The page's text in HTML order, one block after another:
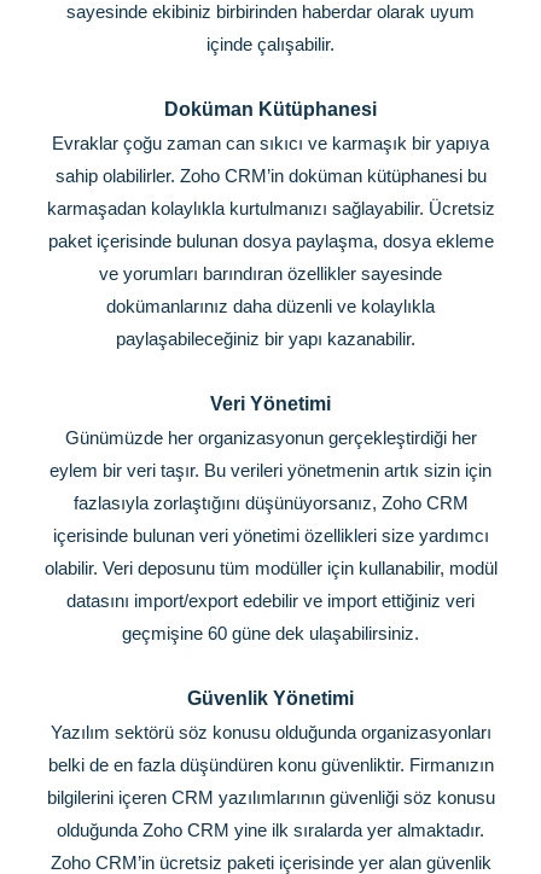
sayesinde ekibiniz birbirinden haberdar olarak uyum
içinde çalışabilir.
Doküman Kütüphanesi
Evraklar çoğu zaman can sıkıcı ve karmaşık bir yapıya
sahip olabilirler. Zoho CRM’in doküman kütüphanesi bu
karmaşadan kolaylıkla kurtulmanızı sağlayabilir. Ücretsiz
paket içerisinde bulunan dosya paylaşma, dosya ekleme
ve yorumları barındıran özellikler sayesinde
dokümanlarınız daha düzenli ve kolaylıkla
paylaşabileceğiniz bir yapı kazanabilir.
Veri Yönetimi
Günümüzde her organizasyonun gerçekleştirdiği her
eylem bir veri taşır. Bu verileri yönetmenin artık sizin için
fazlasıyla zorlaştığını düşünüyorsanız, Zoho CRM
içerisinde bulunan veri yönetimi özellikleri size yardımcı
olabilir. Veri deposunu tüm modüller için kullanabilir, modül
datasını import/export edebilir ve import ettiğiniz veri
geçmişine 60 güne dek ulaşabilirsiniz.
Güvenlik Yönetimi
Yazılım sektörü söz konusu olduğunda organizasyonları
belki de en fazla düşündüren konu güvenliktir. Firmanızın
bilgilerini içeren CRM yazılımlarının güvenliği söz konusu
olduğunda Zoho CRM yine ilk sıralarda yer almaktadır.
Zoho CRM’in ücretsiz paketi içerisinde yer alan güvenlik